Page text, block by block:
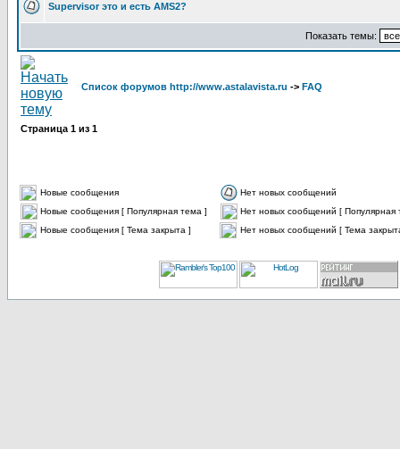
Supervisor это и есть AMS2?
Показать темы:
Список форумов http://www.astalavista.ru -> FAQ
Страница 1 из 1
Новые сообщения
Нет новых сообщений
Новые сообщения [ Популярная тема ]
Нет новых сообщений [ Популярная
Новые сообщения [ Тема закрыта ]
Нет новых сообщений [ Тема